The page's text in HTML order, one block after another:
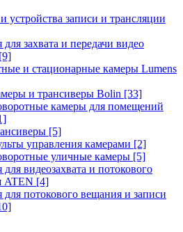
устройства записи и трансляции
захвата и передачи видео
[9]
и стационарные камеры Lumens
и трансиверы Bolin [33]
камеры для помещений
[5]
управления камерами [2]
уличные камеры [5]
видеозахвата и потокового
ATEN [4]
потокового вещания и записи